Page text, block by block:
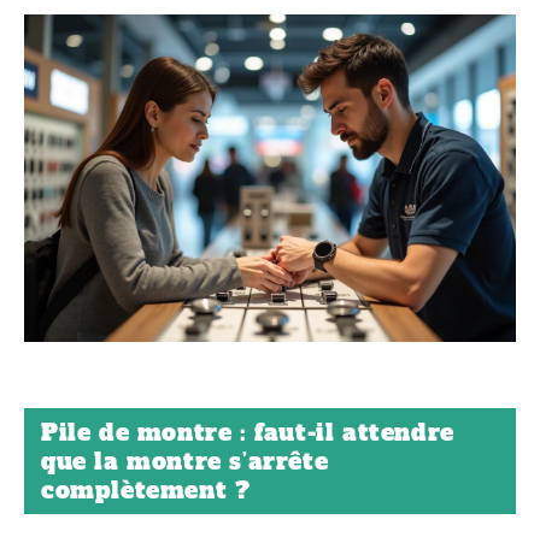
Pile de montre : faut-il attendre
que la montre s’arrête
complètement ?